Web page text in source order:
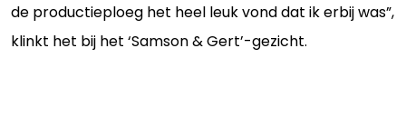
de productieploeg het heel leuk vond dat ik erbij was”,
klinkt het bij het ‘Samson & Gert’-gezicht.